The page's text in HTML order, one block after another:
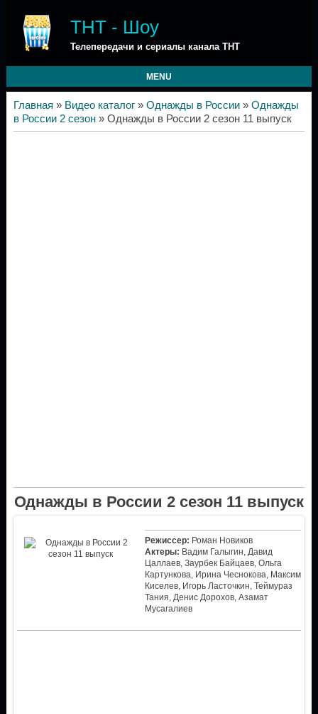
ТНТ - Шоу
Телепередачи и сериалы канала ТНТ
MENU
Главная » Видео каталог» Однажды в России» Однажды
в России 2 сезон» Однажды в России 2 сезон 11 выпуск
Однажды в России 2 сезон 11 выпуск
Режиссер: Роман Новиков
Актеры: Вадим Галыгин, Давид
Цаллаев, Заурбек Байцаев, Ольга
Картункова, Ирина Чеснокова, Максим
Киселев, Игорь Ласточкин, Теймураз
Тания, Денис Дорохов, Азамат
Мусагалиев